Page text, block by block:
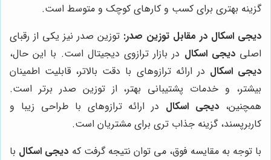
گزینه بهتری برای کسب و کارهای کوچک و متوسط است.
دیجی اسکال در مقابل توزین صدر: توزین صدر نیز یکی از رقبای
اصلیدیجی اسکال در بازار ترازوی دیجیتال است. با این حال،
دیجی اسکال در ارائه ترازوهای با دقت بالاتر، قابلیت اطمینان
بیشتر، و خدمات پشتیبانی بهتر، از توزین صدر برتر است.
همچنین، دیجی اسکال در ارائه ترازوهای با طراحی زیبا و
کاربرپسند، گزینه جذاب تری برای مشتریان است.
با توجه به مقایسه فوق، می توان نتیجه گرفت که دیجی اسکال با